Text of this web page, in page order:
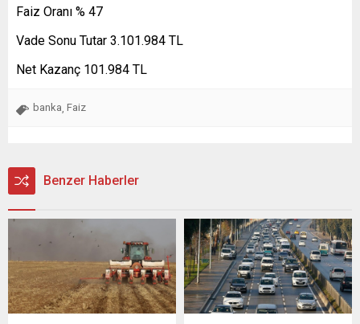
Faiz Oranı % 47
Vade Sonu Tutar 3.101.984 TL
Net Kazanç 101.984 TL
banka, Faiz
Benzer Haberler